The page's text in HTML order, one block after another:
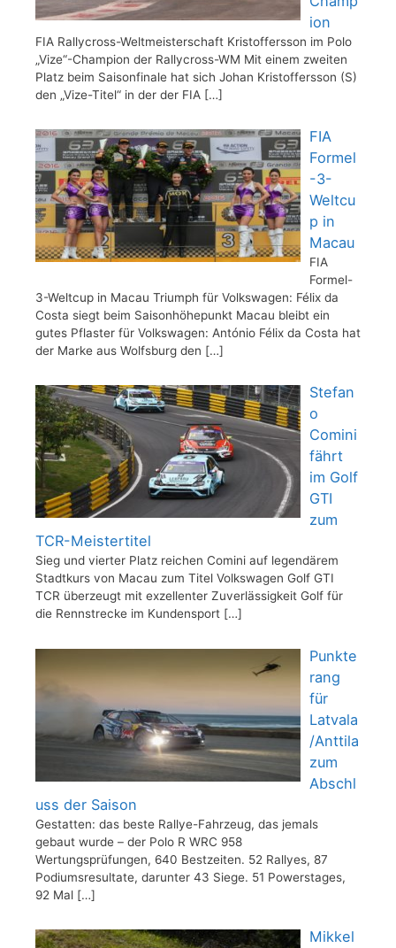
ion
FIA Rallycross-Weltmeisterschaft Kristoffersson im Polo
„Vize“-Champion der Rallycross-WM Mit einem zweiten
Platz beim Saisonfinale hat sich Johan Kristoffersson (S)
den „Vize-Titel“ in der der FIA […]
FIA
Formel
-3-
Weltcu
p in
Macau
FIA
Formel-
3-Weltcup in Macau Triumph für Volkswagen: Félix da
Costa siegt beim Saisonhöhepunkt Macau bleibt ein
gutes Pflaster für Volkswagen: António Félix da Costa hat
der Marke aus Wolfsburg den […]
Stefan
o
Comini
fährt
im Golf
GTI
zum
TCR-Meistertitel
Sieg und vierter Platz reichen Comini auf legendärem
Stadtkurs von Macau zum Titel Volkswagen Golf GTI
TCR überzeugt mit exzellenter Zuverlässigkeit Golf für
die Rennstrecke im Kundensport […]
Punkte
rang
für
Latvala
/Anttila
zum
Abschl
uss der Saison
Gestatten: das beste Rallye-Fahrzeug, das jemals
gebaut wurde – der Polo R WRC 958
Wertungsprüfungen, 640 Bestzeiten. 52 Rallyes, 87
Podiumsresultate, darunter 43 Siege. 51 Powerstages,
92 Mal […]
Mikkel